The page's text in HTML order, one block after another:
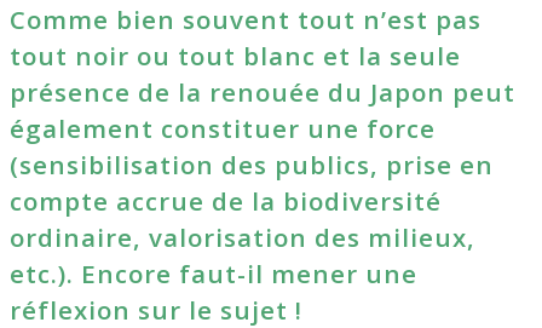
Comme bien souvent tout n’est pas
tout noir ou tout blanc et la seule
présence de la renouée du Japon peut
également constituer une force
(sensibilisation des publics, prise en
compte accrue de la biodiversité
ordinaire, valorisation des milieux,
etc.). Encore faut-il mener une
réflexion sur le sujet !